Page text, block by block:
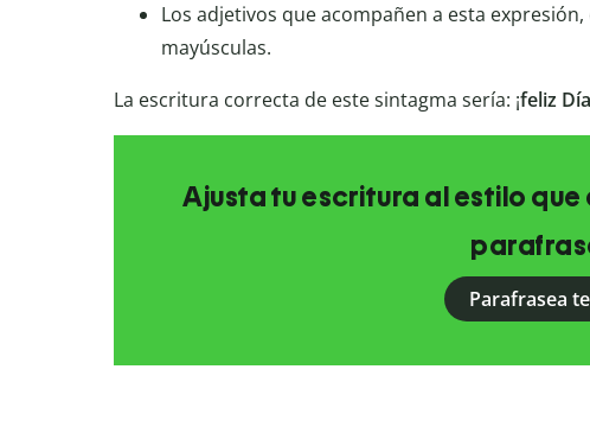
Los adjetivos que acompañen a esta expresión,
mayúsculas.
La escritura correcta de este sintagma sería: ¡feliz
Ajusta tu escritura al estilo
Parafrasea